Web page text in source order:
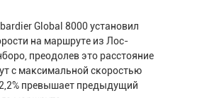
Global 8000 установил
на маршруте из Лос-
преодолев это расстояние
с максимальной скоростью
превышает предыдущий